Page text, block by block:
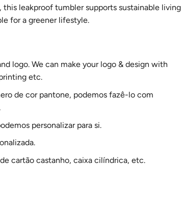
leakproof tumbler supports sustainable living
for a greener lifestyle.
logo. We can make your logo & design with
etc.
de cor pantone, podemos fazê-lo com
personalizar para si.
cartão castanho, caixa cilíndrica, etc.